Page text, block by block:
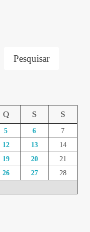
Pesquisar
Q S S
5 6
7
12 13
14
19 20
21
26 27
28